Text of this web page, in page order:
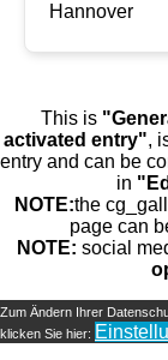
Hannover
This is
activated entry",
entry and can be
in
NOTE:the
page can
NOTE: social
Zum Ändern Ihrer
klicken Sie hier: